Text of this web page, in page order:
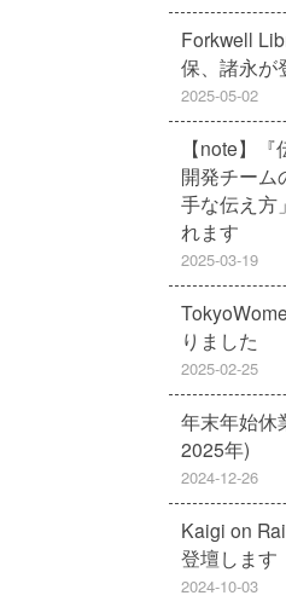
Forkwell
保、諸永が
2025-05-02
【note】
開発チーム
手な伝え方
れます
2025-03-19
りました
2025-02-25
年末年始休
2025年)
2024-12-26
Kaigi on
登壇します
2024-10-03